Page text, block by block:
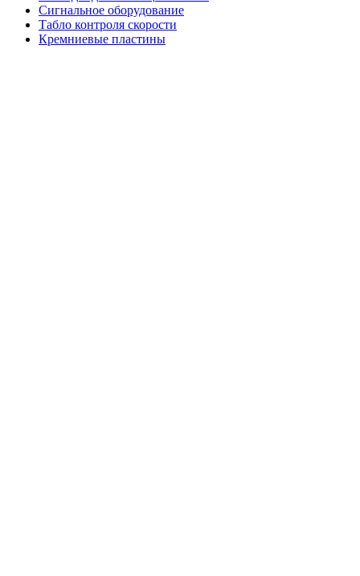
Сигнальное оборудование
Табло контроля скорости
Кремниевые пластины